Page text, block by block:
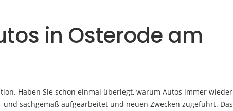
in Osterode am
Haben Sie schon einmal überlegt, warum Autos immer wieder
sachgemäß aufgearbeitet und neuen Zwecken zugeführt. Das